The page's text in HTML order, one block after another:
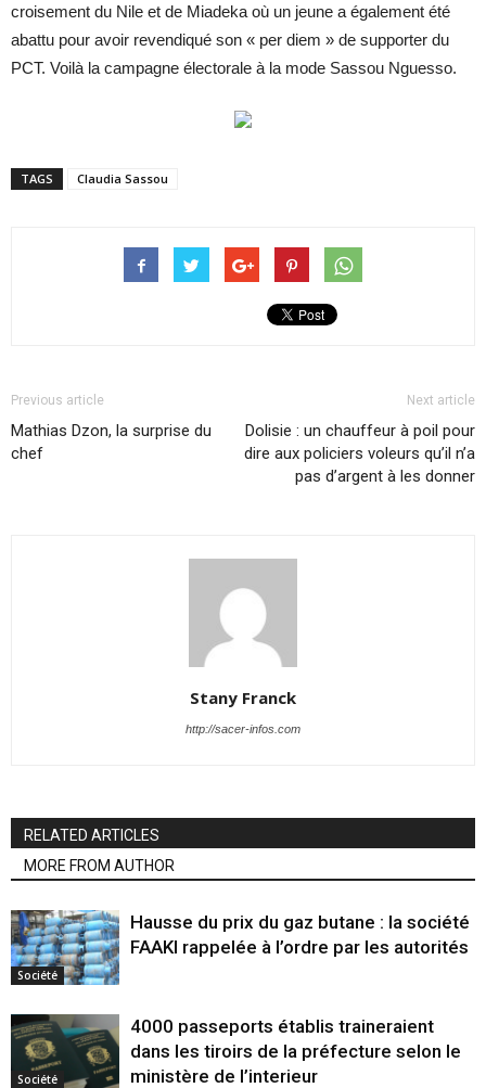
croisement du Nile et de Miadeka où un jeune a également été
abattu pour avoir revendiqué son « per diem » de supporter du
PCT. Voilà la campagne électorale à la mode Sassou Nguesso.
TAGS Claudia Sassou
Previous article
Mathias Dzon, la surprise du
chef
Next article
Dolisie : un chauffeur à poil pour
dire aux policiers voleurs qu’il n’a
pas d’argent à les donner
Stany Franck
http://sacer-infos.com
RELATED ARTICLES
MORE FROM AUTHOR
Société
Hausse du prix du gaz butane : la société
FAAKI rappelée à l’ordre par les autorités
Société
4000 passeports établis traineraient
dans les tiroirs de la préfecture selon le
ministère de l’interieur